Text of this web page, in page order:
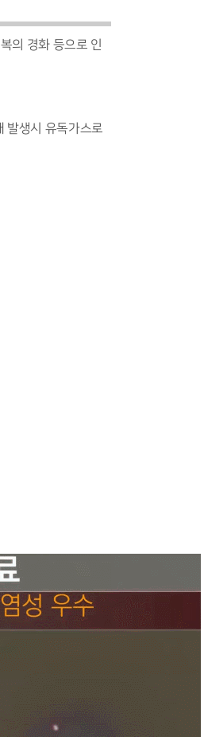
의 경화 등으로 인
발생시 유독가스로